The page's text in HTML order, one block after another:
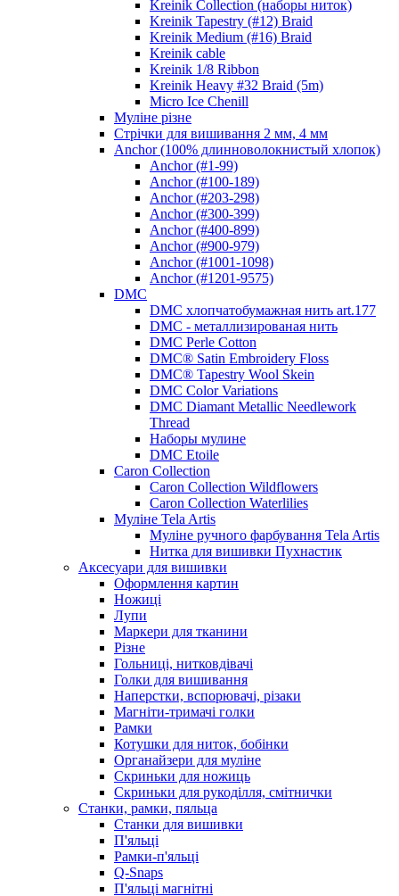
Kreinik Collection (наборы ниток)
Kreinik Tapestry (#12) Braid
Kreinik Medium (#16) Braid
Kreinik cable
Kreinik 1/8 Ribbon
Kreinik Heavy #32 Braid (5m)
Micro Ice Chenill
Муліне різне
Стрічки для вишивання 2 мм, 4 мм
Anchor (100% длинноволокнистый хлопок)
Anchor (#1-99)
Anchor (#100-189)
Anchor (#203-298)
Anchor (#300-399)
Anchor (#400-899)
Anchor (#900-979)
Anchor (#1001-1098)
Anchor (#1201-9575)
DMC
DMC хлопчатобумажная нить art.177
DMC - металлизированая нить
DMC Perle Cotton
DMC® Satin Embroidery Floss
DMC® Tapestry Wool Skein
DMC Color Variations
DMC Diamant Metallic Needlework
Thread
Наборы мулине
DMC Etoile
Caron Collection
Caron Collection Wildflowers
Caron Collection Waterlilies
Муліне Tela Artis
Муліне ручного фарбування Tela Artis
Нитка для вишивки Пухнастик
Аксесуари для вишивки
Оформлення картин
Ножиці
Лупи
Маркери для тканини
Різне
Гольниці, нитковдівачі
Голки для вишивання
Наперстки, вспорювачі, різаки
Магніти-тримачі голки
Рамки
Котушки для ниток, бобінки
Органайзери для муліне
Скриньки для ножиць
Скриньки для рукоділля, смітнички
Станки, рамки, пяльца
Станки для вишивки
П'яльці
Рамки-п'яльці
Q-Snaps
П'яльці магнітні